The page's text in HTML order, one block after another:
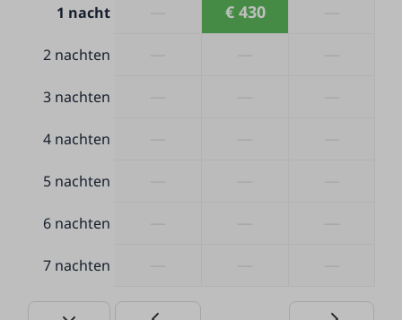
1 nacht
€ 430
2 nachten
3 nachten
4 nachten
5 nachten
6 nachten
7 nachten